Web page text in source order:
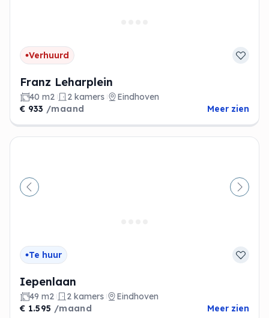
Verhuurd
Franz Leharplein
40 m2 2 kamers
Eindhoven
€ 933 /maand Meer zien
Vorige
Te huur
Iepenlaan
49 m2 2 kamers
Eindhoven
€ 1.595 /maand Meer zien